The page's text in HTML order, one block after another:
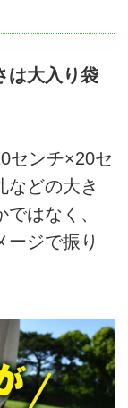
は大入り袋
ンチ×20セ
などの大き
はなく、
ージで振り